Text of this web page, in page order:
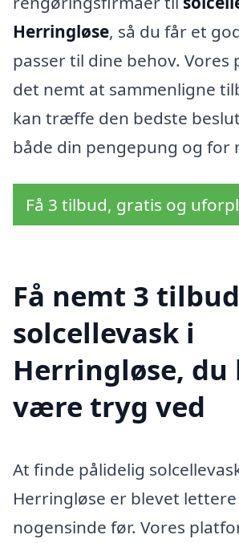
Herringløse, så du får et
passer til dine behov.
det nemt at sammenligne
kan træffe den bedste
både din pengepung og for
Få 3 tilbud, gratis og
Få nemt 3
solcellevask i
Herringløse, du
være tryg ved
At finde pålidelig
Herringløse er blevet
nogensinde før. Vores